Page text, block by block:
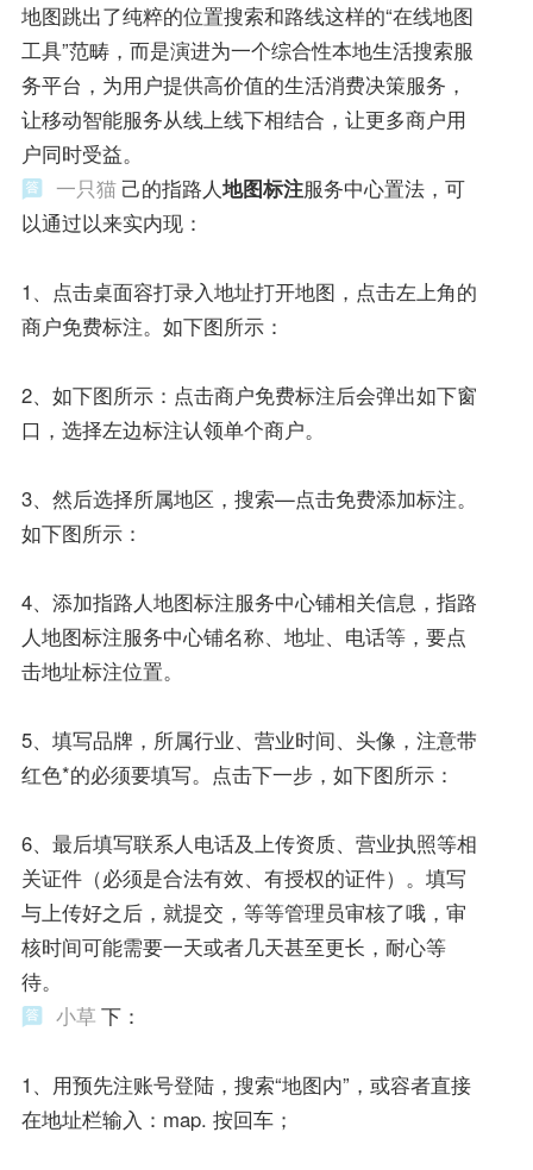
地图跳出了纯粹的位置搜索和路线这样的“在线地图
工具”范畴，而是演进为一个综合性本地生活搜索服
务平台，为用户提供高价值的生活消费决策服务，
让移动智能服务从线上线下相结合，让更多商户用
户同时受益。
一只猫 己的指路人地图标注服务中心置法，可
以通过以来实内现：
1、点击桌面容打录入地址打开地图，点击左上角的
商户免费标注。如下图所示：
2、如下图所示：点击商户免费标注后会弹出如下窗
口，选择左边标注认领单个商户。
3、然后选择所属地区，搜索—点击免费添加标注。
如下图所示：
4、添加指路人地图标注服务中心铺相关信息，指路
人地图标注服务中心铺名称、地址、电话等，要点
击地址标注位置。
5、填写品牌，所属行业、营业时间、头像，注意带
红色*的必须要填写。点击下一步，如下图所示：
6、最后填写联系人电话及上传资质、营业执照等相
关证件（必须是合法有效、有授权的证件）。填写
与上传好之后，就提交，等等管理员审核了哦，审
核时间可能需要一天或者几天甚至更长，耐心等
待。
小草 下：
1、用预先注账号登陆，搜索“地图内”，或容者直接
在地址栏输入：map. 按回车；